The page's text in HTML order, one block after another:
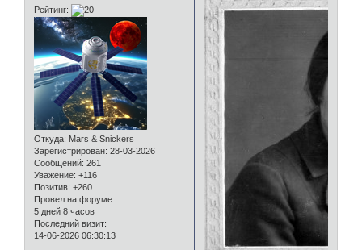
Рейтинг:
Откуда: Mars & Snickers
Зарегистрирован: 28-03-2026
Сообщений: 261
Уважение: +116
Позитив: +260
Провел на форуме:
5 дней 8 часов
Последний визит:
14-06-2026 06:30:13